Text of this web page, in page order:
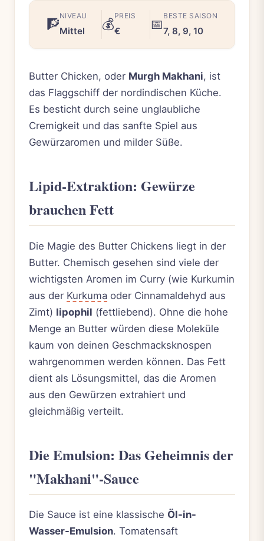
🧗
NIVEAU
Mittel 💰
PREIS
€ 📅
BESTE SAISON
7, 8, 9, 10
Butter Chicken, oder Murgh Makhani, ist
das Flaggschiff der nordindischen Küche.
Es besticht durch seine unglaubliche
Cremigkeit und das sanfte Spiel aus
Gewürzaromen und milder Süße.
Lipid-Extraktion: Gewürze
brauchen Fett
Die Magie des Butter Chickens liegt in der
Butter. Chemisch gesehen sind viele der
wichtigsten Aromen im Curry (wie Kurkumin
aus der Kurkuma oder Cinnamaldehyd aus
Zimt) lipophil (fettliebend). Ohne die hohe
Menge an Butter würden diese Moleküle
kaum von deinen Geschmacksknospen
wahrgenommen werden können. Das Fett
dient als Lösungsmittel, das die Aromen
aus den Gewürzen extrahiert und
gleichmäßig verteilt.
Die Emulsion: Das Geheimnis der
"Makhani"-Sauce
Die Sauce ist eine klassische Öl-in-
Wasser-Emulsion. Tomatensaft